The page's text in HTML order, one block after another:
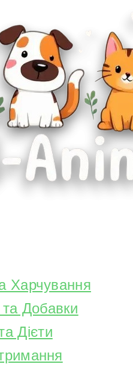
Харчування
та Добавки
Дієти